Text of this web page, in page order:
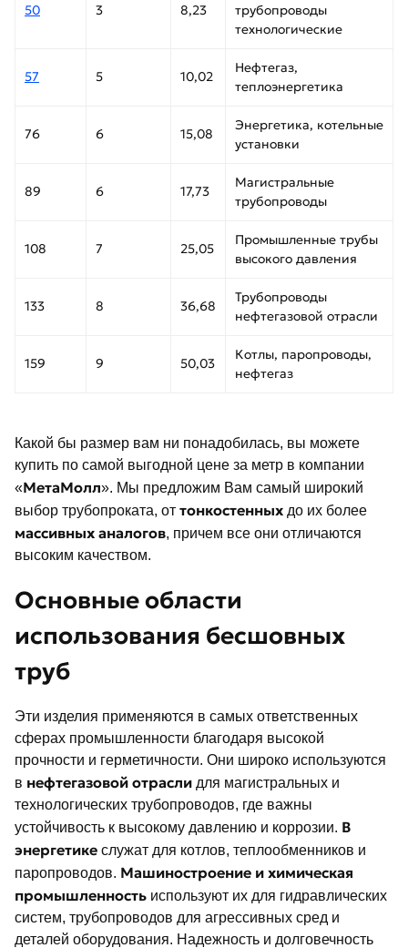
50 3 8,23
трубопроводы
технологические
57 5 10,02
Нефтегаз,
теплоэнергетика
76 6 15,08
Энергетика, котельные
установки
89 6 17,73
Магистральные
трубопроводы
108 7 25,05
Промышленные трубы
высокого давления
133 8 36,68
Трубопроводы
нефтегазовой отрасли
159 9 50,03
Котлы, паропроводы,
нефтегаз
Какой бы размер вам ни понадобилась, вы можете
купить по самой выгодной цене за метр в компании
«МетаМолл». Мы предложим Вам самый широкий
выбор трубопроката, от тонкостенных до их более
массивных аналогов, причем все они отличаются
высоким качеством.
Основные области
использования бесшовных
труб
Эти изделия применяются в самых ответственных
сферах промышленности благодаря высокой
прочности и герметичности. Они широко используются
в нефтегазовой отрасли для магистральных и
технологических трубопроводов, где важны
устойчивость к высокому давлению и коррозии. В
энергетике служат для котлов, теплообменников и
паропроводов. Машиностроение и химическая
промышленность используют их для гидравлических
систем, трубопроводов для агрессивных сред и
деталей оборудования. Надежность и долговечность